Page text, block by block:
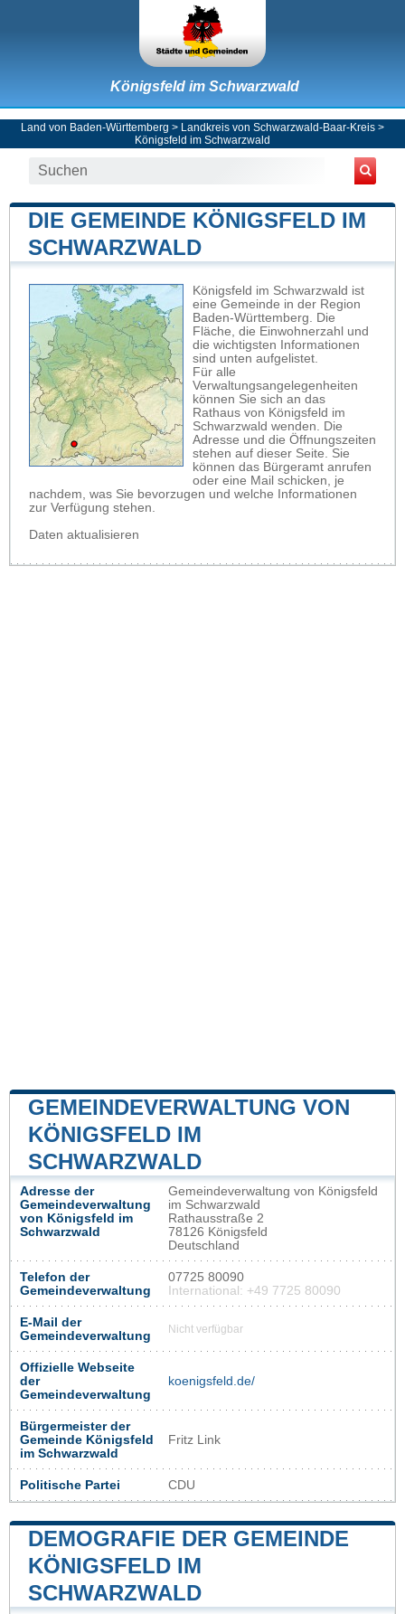
Königsfeld im Schwarzwald
Land von Baden-Württemberg > Landkreis von Schwarzwald-Baar-Kreis >
Königsfeld im Schwarzwald
DIE GEMEINDE KÖNIGSFELD IM
SCHWARZWALD
Königsfeld im Schwarzwald ist
eine Gemeinde in der Region
Baden-Württemberg. Die
Fläche, die Einwohnerzahl und
die wichtigsten Informationen
sind unten aufgelistet.
Für alle
Verwaltungsangelegenheiten
können Sie sich an das
Rathaus von Königsfeld im
Schwarzwald wenden. Die
Adresse und die Öffnungszeiten
stehen auf dieser Seite. Sie
können das Bürgeramt anrufen
oder eine Mail schicken, je
nachdem, was Sie bevorzugen und welche Informationen
zur Verfügung stehen.
Daten aktualisieren
GEMEINDEVERWALTUNG VON
KÖNIGSFELD IM
SCHWARZWALD
Adresse der
Gemeindeverwaltung
von Königsfeld im
Schwarzwald
Gemeindeverwaltung von Königsfeld
im Schwarzwald
Rathausstraße 2
78126 Königsfeld
Deutschland
Telefon der
Gemeindeverwaltung
07725 80090
International: +49 7725 80090
E-Mail der
Gemeindeverwaltung
Nicht verfügbar
Offizielle Webseite
der
Gemeindeverwaltung
koenigsfeld.de/
Bürgermeister der
Gemeinde Königsfeld
im Schwarzwald
Fritz Link
Politische Partei CDU
DEMOGRAFIE DER GEMEINDE
KÖNIGSFELD IM
SCHWARZWALD